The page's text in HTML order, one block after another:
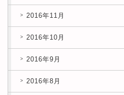
2016年11月
2016年10月
2016年9月
2016年8月